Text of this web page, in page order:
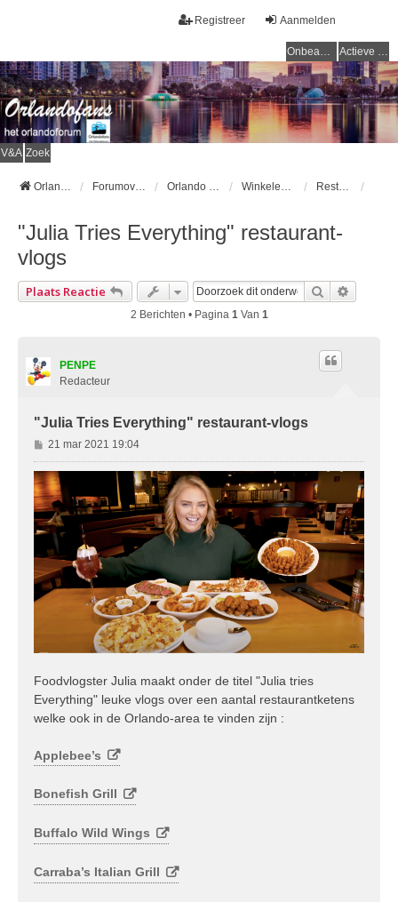
Aanmelden
Registreer
Onbeantwoorde onderwerpen Actieve onderwerpen
V&A Zoek
Orlandofans Homepage Forumoverzicht Orlando & omgeving Winkelen & Restaurants Restaurants
"Julia Tries Everything" restaurant-
vlogs
Plaats Reactie Zoek
2 Berichten • Pagina 1Van 1
PENPE
Redacteur
"Julia Tries Everything" restaurant-vlogs
B
e
r
i
c
h
21 mar 2021 19:04
Foodvlogster Julia maakt onder de titel "Julia tries
Everything" leuke vlogs over een aantal restaurantketens
welke ook in de Orlando-area te vinden zijn :
Applebee’s
Bonefish Grill
Buffalo Wild Wings
Carraba’s Italian Grill